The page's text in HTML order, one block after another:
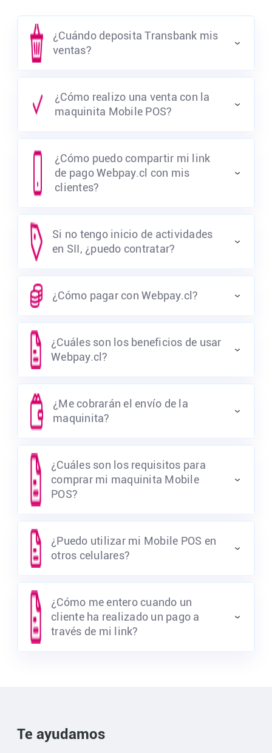
¿Cuándo deposita Transbank mis
ventas?
¿Cómo realizo una venta con la
maquinita Mobile POS?
¿Cómo puedo compartir mi link
de pago Webpay.cl con mis
clientes?
Si no tengo inicio de actividades
en SII, ¿puedo contratar?
¿Cómo pagar con Webpay.cl?
¿Cuáles son los beneficios de usar
Webpay.cl?
¿Me cobrarán el envío de la
maquinita?
¿Cuáles son los requisitos para
comprar mi maquinita Mobile
POS?
¿Puedo utilizar mi Mobile POS en
otros celulares?
¿Cómo me entero cuando un
cliente ha realizado un pago a
través de mi link?
Te ayudamos